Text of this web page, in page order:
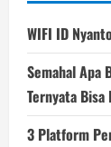
WIFI ID
Semahal Apa
Ternyata Bisa
3 Platform